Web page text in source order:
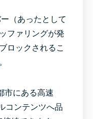
（あったとして
ファリングが発
ロックされるこ
市にある高速
コンテンツへ品